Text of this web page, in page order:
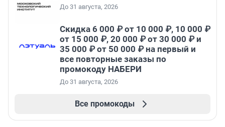
До 31 августа, 2026
Скидка 6 000 ₽ от 10 000 ₽, 10 000 ₽
от 15 000 ₽, 20 000 ₽ от 30 000 ₽ и
35 000 ₽ от 50 000 ₽ на первый и
все повторные заказы по
промокоду НАБЕРИ
До 31 августа, 2026
Все промокоды